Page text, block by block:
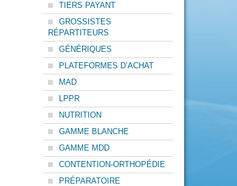
TIERS PAYANT
GROSSISTES
RÉPARTITEURS
GÉNÉRIQUES
PLATEFORMES D’ACHAT
MAD
LPPR
NUTRITION
GAMME BLANCHE
GAMME MDD
CONTENTION-ORTHOPÉDIE
PRÉPARATOIRE